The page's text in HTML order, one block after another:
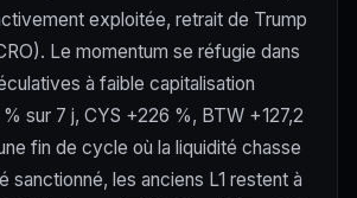
exploitée, retrait de Trump
Le momentum se réfugie dans
à faible capitalisation
sur 7 j, CYS +226 %, BTW +127,2
fin de cycle où la liquidité chasse
sanctionné, les anciens L1 restent à